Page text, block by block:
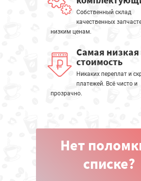
Собственный склад
качественных
низким ценам.
Самая низкая
стоимость
Никаких переплат и
платежей. Всё чисто и
прозрачно.
Нет
списке?